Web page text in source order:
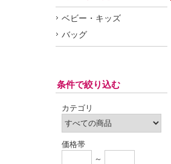
ベビー・キッズ
バッグ
条件で絞り込む
カテゴリ
価格帯
～